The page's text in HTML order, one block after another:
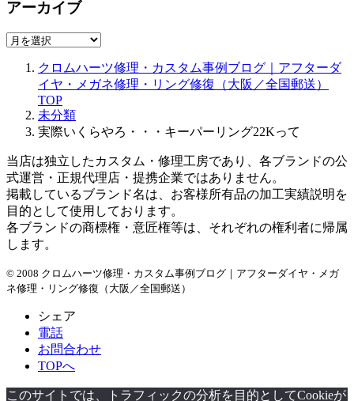
アーカイブ
ア
クロムハーツ修理・カスタム事例ブログ｜アフターダ
イヤ・メガネ修理・リング修復（大阪／全国郵送）
TOP
未分類
実際いくらやろ・・・キーパーリング22Kって
当店は独立したカスタム・修理工房であり、各ブランドの公
式運営・正規代理店・提携企業ではありません。
掲載しているブランド名は、お客様所有品の加工実績説明を
目的として使用しております。
各ブランドの商標権・意匠権等は、それぞれの権利者に帰属
します。
© 2008 クロムハーツ修理・カスタム事例ブログ｜アフターダイヤ・メガ
ネ修理・リング修復（大阪／全国郵送）
シェア
電話
お問合わせ
TOPへ
このサイトでは、トラフィックの分析を目的としてCookieが